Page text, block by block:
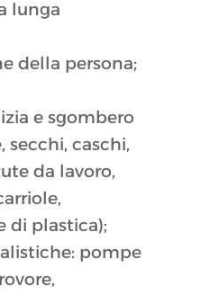
lunga
della persona;
e sgombero
secchi, caschi,
da lavoro,
di plastica);
pompe